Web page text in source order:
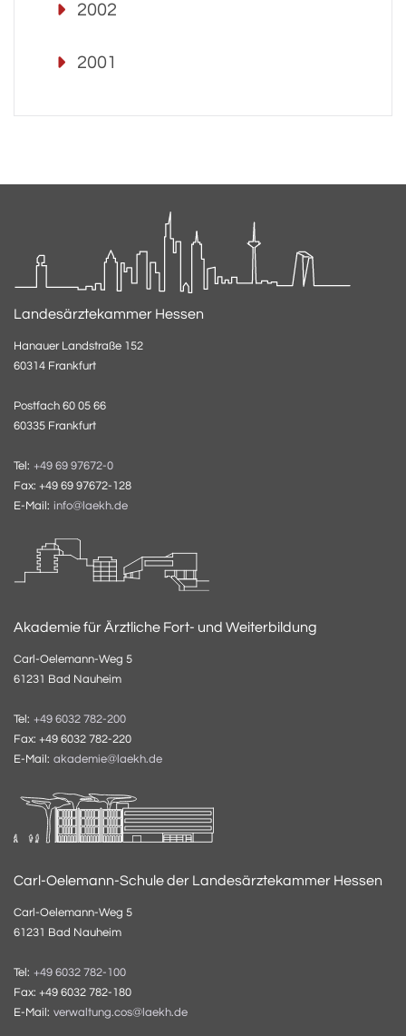
2002
2001
Landesärztekammer Hessen
Hanauer Landstraße 152
60314 Frankfurt
Postfach 60 05 66
60335 Frankfurt
Tel: +49 69 97672-0
Fax: +49 69 97672-128
E-Mail: info@laekh.de
Akademie für Ärztliche Fort- und Weiterbildung
Carl-Oelemann-Weg 5
61231 Bad Nauheim
Tel: +49 6032 782-200
Fax: +49 6032 782-220
E-Mail: akademie@laekh.de
Carl-Oelemann-Schule der Landesärztekammer Hessen
Carl-Oelemann-Weg 5
61231 Bad Nauheim
Tel: +49 6032 782-100
Fax: +49 6032 782-180
E-Mail: verwaltung.cos@laekh.de